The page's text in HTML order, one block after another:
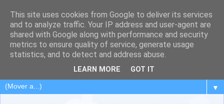
▼
This site uses cookies from Google to deliver its services
and to analyze traffic. Your IP address and user-agent are
shared with Google along with performance and security
metrics to ensure quality of service, generate usage
statistics, and to detect and address abuse.
LEARN MORE GOT IT